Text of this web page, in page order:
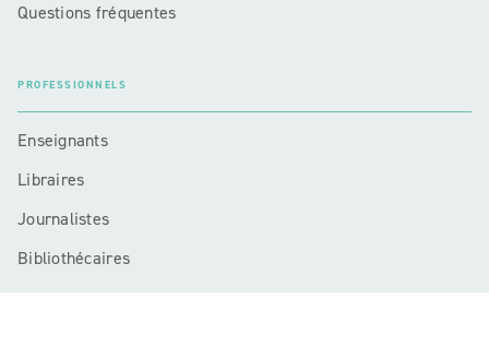
Questions fréquentes
PROFESSIONNELS
Enseignants
Libraires
Journalistes
Bibliothécaires